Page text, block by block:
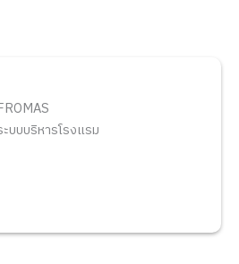
บบบริหารโรงแรม